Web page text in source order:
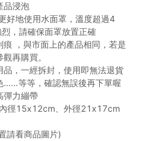
品浸泡
地使用水面罩，溫度超過4
，請確保面罩放置正確
，與市面上的產品相同，若是
再購買。
，一經拆封，使用即無法退貨
……等等，確認無誤後再下單喔
彈力繃帶
徑15x12cm、外徑21x17cm
請看商品圖片)